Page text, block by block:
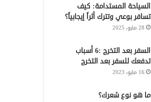
R
S
السياحة المستدامة: كيف
تسافر بوعي وتترك أثراً إيجابياً؟
28 مايو، 2025
السفر بعد التخرج :6 أسباب
تدفعك للسفر بعد التخرج
16 مايو، 2023
ما هو نوع شعرك؟